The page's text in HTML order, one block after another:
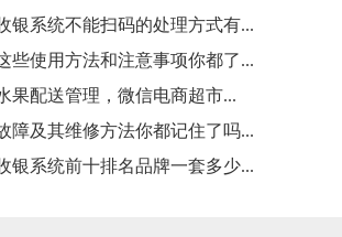
银系统不能扫码的处理方式有...
些使用方法和注意事项你都了...
果配送管理，微信电商超市...
障及其维修方法你都记住了吗...
银系统前十排名品牌一套多少...